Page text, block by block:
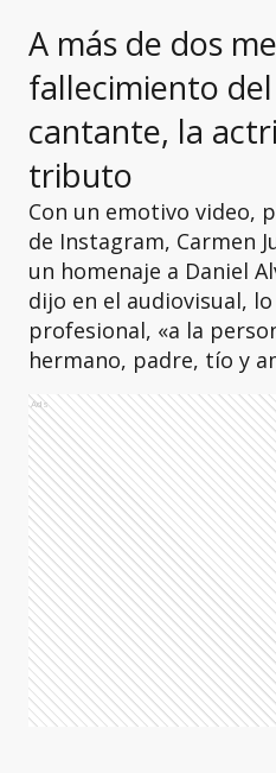
A más de dos
fallecimiento
cantante, la
tributo
Con un emotivo video,
de Instagram, Carmen
un homenaje a Daniel
dijo en el audiovisual,
profesional, «a la
hermano, padre, tío y
Ads